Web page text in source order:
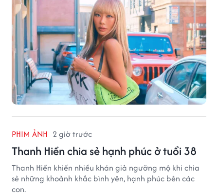
PHIM ẢNH 2 giờ trước
Thanh Hiền chia sẻ hạnh phúc ở tuổi 38
Thanh Hiền khiến nhiều khán giả ngưỡng mộ khi chia
sẻ những khoảnh khắc bình yên, hạnh phúc bên các
con.